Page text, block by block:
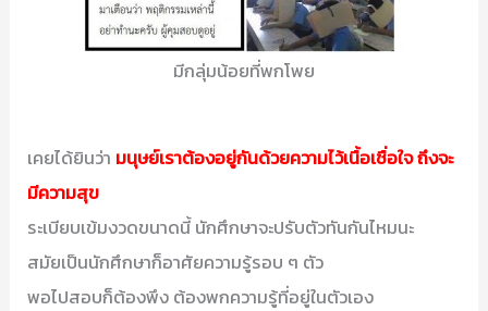
มีกลุ่มน้อยที่พกโพย
เคยได้ยินว่า มนุษย์เราต้องอยู่กันด้วยความไว้เนื้อเชื่อใจ ถึงจะ
มีความสุข
ระเบียบเข้มงวดขนาดนี้ นักศึกษาจะปรับตัวทันกันไหมนะ
สมัยเป็นนักศึกษาก็อาศัยความรู้รอบ ๆ ตัว
พอไปสอบก็ต้องพึง ต้องพกความรู้ที่อยู่ในตัวเอง